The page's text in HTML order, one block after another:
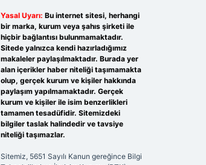
Yasal Uyarı: Bu internet sitesi, herhangi
bir marka, kurum veya şahıs şirketi ile
hiçbir bağlantısı bulunmamaktadır.
Sitede yalnızca kendi hazırladığımız
makaleler paylaşılmaktadır. Burada yer
alan içerikler haber niteliği taşımamakta
olup, gerçek kurum ve kişiler hakkında
paylaşım yapılmamaktadır. Gerçek
kurum ve kişiler ile isim benzerlikleri
tamamen tesadüfidir. Sitemizdeki
bilgiler taslak halindedir ve tavsiye
niteliği taşımazlar.
Sitemiz, 5651 Sayılı Kanun gereğince Bilgi